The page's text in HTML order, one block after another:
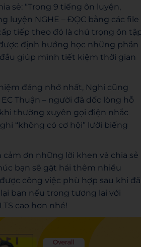
sẻ: “Trong 9 tiếng ôn luyện,
luyện NGHE – ĐỌC bằng các file
tiếp theo đó là chú trọng ôn
định hướng học những phần
giúp mình tiết kiệm thời gian
đáng nhớ nhất, Nghi cũng
Thuận – người đã dốc lòng hỗ
thường xuyên gọi điện nhắc
“không có cơ hội” lười biếng
cảm ơn những lời khen và chia sẻ
bạn sẽ gặt hái thêm nhiều
công việc phù hợp sau khi đã
bạn nếu trong tương lai với
cao hơn nhé!